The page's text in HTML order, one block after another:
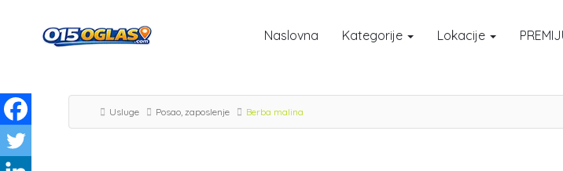
Naslovna Kategorije Lokacije
Usluge Posao, zaposlenje Berba malina